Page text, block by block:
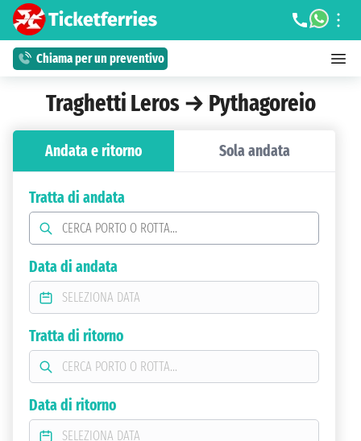
Chiama per un preventivo
Traghetti Leros → Pythagoreio
Andata e ritorno Sola andata
Tratta di andata
Data di andata
Tratta di ritorno
Data di ritorno